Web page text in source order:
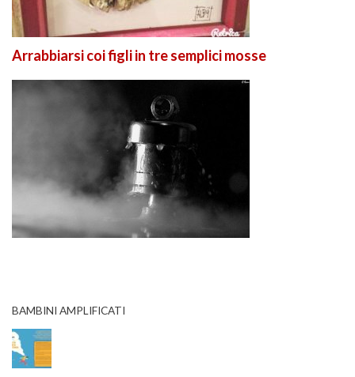
Arrabbiarsi coi figli in tre semplici mosse
BAMBINI AMPLIFICATI